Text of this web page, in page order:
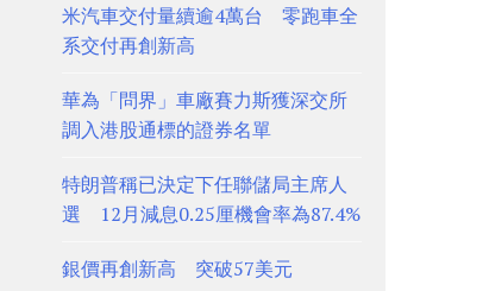
米汽車交付量續逾4萬台 零跑車全
系交付再創新高
華為「問界」車廠賽力斯獲深交所
調入港股通標的證券名單
特朗普稱已決定下任聯儲局主席人
選 12月減息0.25厘機會率為87.4%
銀價再創新高 突破57美元